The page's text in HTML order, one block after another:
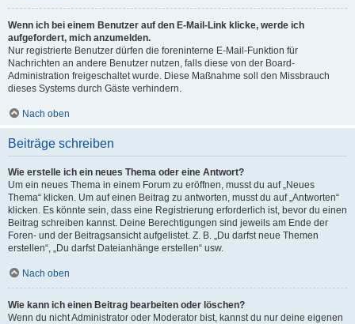
Wenn ich bei einem Benutzer auf den E-Mail-Link klicke, werde ich
aufgefordert, mich anzumelden.
Nur registrierte Benutzer dürfen die foreninterne E-Mail-Funktion für
Nachrichten an andere Benutzer nutzen, falls diese von der Board-
Administration freigeschaltet wurde. Diese Maßnahme soll den Missbrauch
dieses Systems durch Gäste verhindern.
Nach oben
Beiträge schreiben
Wie erstelle ich ein neues Thema oder eine Antwort?
Um ein neues Thema in einem Forum zu eröffnen, musst du auf „Neues
Thema“ klicken. Um auf einen Beitrag zu antworten, musst du auf „Antworten“
klicken. Es könnte sein, dass eine Registrierung erforderlich ist, bevor du einen
Beitrag schreiben kannst. Deine Berechtigungen sind jeweils am Ende der
Foren- und der Beitragsansicht aufgelistet. Z. B. „Du darfst neue Themen
erstellen“, „Du darfst Dateianhänge erstellen“ usw.
Nach oben
Wie kann ich einen Beitrag bearbeiten oder löschen?
Wenn du nicht Administrator oder Moderator bist, kannst du nur deine eigenen